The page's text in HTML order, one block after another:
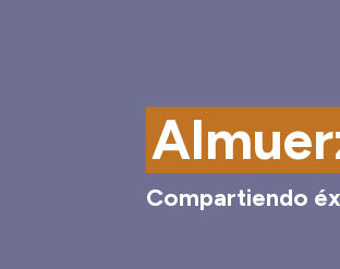
Compartiendo